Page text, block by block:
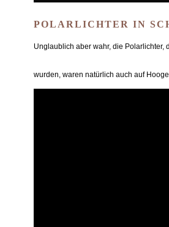
POLARLICHTER IN
Unglaublich aber wahr, die Polarlichter,
wurden, waren natürlich auch auf